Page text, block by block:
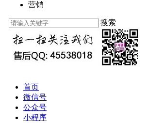
营销
搜索
首页
微信号
公众号
小程序